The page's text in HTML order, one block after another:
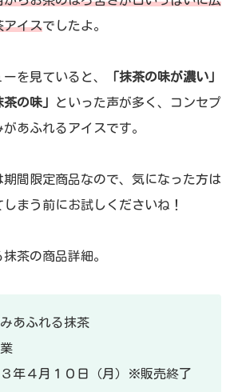
アイスでしたよ。
を見ていると、
「抹茶の味が濃い」
の味」
といった声が多く、コンセプ
あふれるアイスです。
間限定商品なので、気になった方は
まう前にお試しくださいね！
茶の商品詳細。
あふれる抹茶
年４月１０日（月）※販売終了